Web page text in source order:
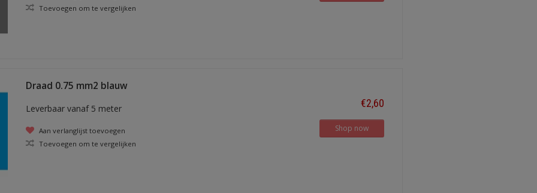
Toevoegen om te vergelijken
Draad 0.75 mm2 blauw
Leverbaar vanaf 5 meter
Aan verlanglijst toevoegen
Toevoegen om te vergelijken
€2,60
Shop now